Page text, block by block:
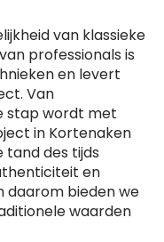
van klassieke
professionals is
en levert
Van
stap wordt met
in Kortenaken
des tijds
en
daarom bieden we
waarden